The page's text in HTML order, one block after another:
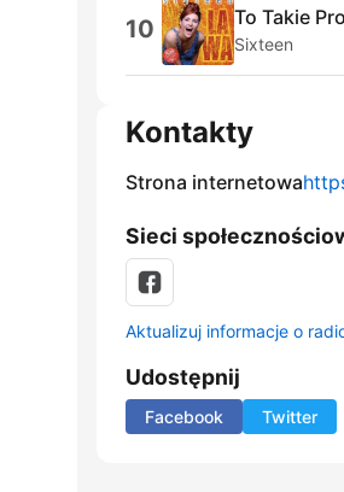
10 To Takie
Sixteen
Kontakty
Strona internetowa
Sieci
Aktualizuj informacje o
Udostępnij
Facebook Twitter